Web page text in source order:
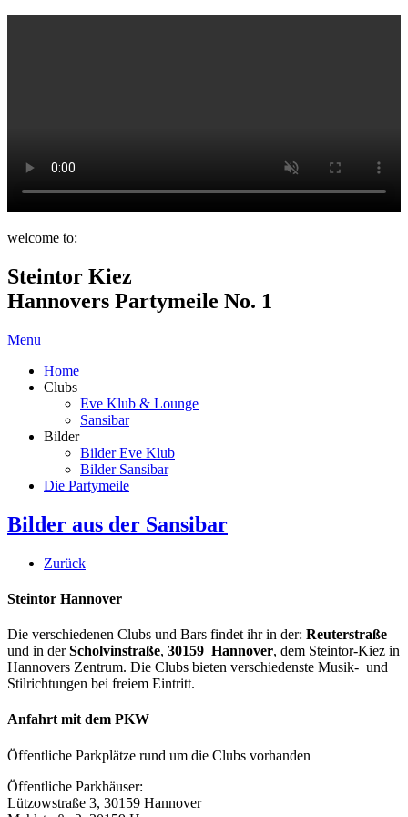
welcome to:
Steintor Kiez
Hannovers Partymeile No. 1
Menu
Home
Clubs
Eve Klub & Lounge
Sansibar
Bilder
Bilder Eve Klub
Bilder Sansibar
Die Partymeile
Bilder aus der Sansibar
Zurück
Steintor Hannover
Die verschiedenen Clubs und Bars findet ihr in der: Reuterstraße
und in derScholvinstraße, 30159 Hannover, dem Steintor-Kiez in
Hannovers Zentrum. Die Clubs bieten verschiedenste Musik- und
Stilrichtungen bei freiem Eintritt.
Anfahrt mit dem PKW
Öffentliche Parkplätze rund um die Clubs vorhanden
Öffentliche Parkhäuser:
Lützowstraße 3, 30159 Hannover